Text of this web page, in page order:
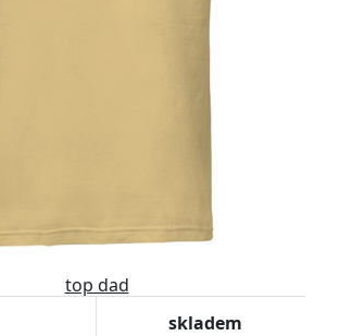
top dad
skladem